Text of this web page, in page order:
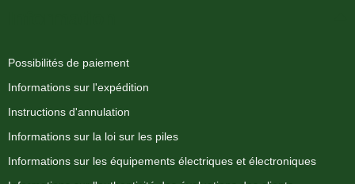
Possibilités de paiement
Informations sur l'expédition
Instructions d'annulation
Informations sur la loi sur les piles
Informations sur les équipements électriques et électroniques